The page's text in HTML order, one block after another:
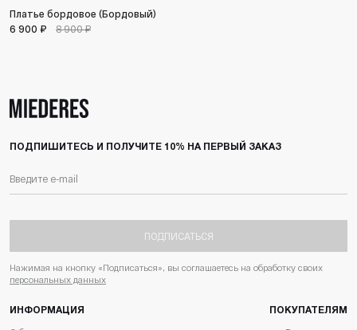
Платье бордовое (Бордовый)
6 900 ₽
8 900 ₽
ПОДПИШИТЕСЬ И ПОЛУЧИТЕ 10% НА ПЕРВЫЙ ЗАКАЗ
ПОДПИСАТЬСЯ
Нажимая на кнопку «Подписаться», вы соглашаетесь на обработку своих
персональных данных
ИНФОРМАЦИЯ ПОКУПАТЕЛЯМ